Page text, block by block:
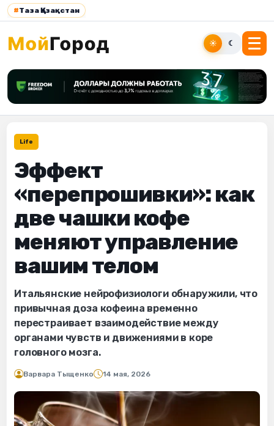
#Таза Қазақстан
☀ ☾
Life
Эффект
«перепрошивки»: как
две чашки кофе
меняют управление
вашим телом
Итальянские нейрофизиологи обнаружили, что
привычная доза кофеина временно
перестраивает взаимодействие между
органами чувств и движениями в коре
головного мозга.
Варвара Тыщенко 14 мая, 2026